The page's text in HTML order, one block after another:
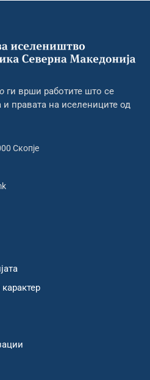
ги врши работите што се
правата на иселениците од
Скопје